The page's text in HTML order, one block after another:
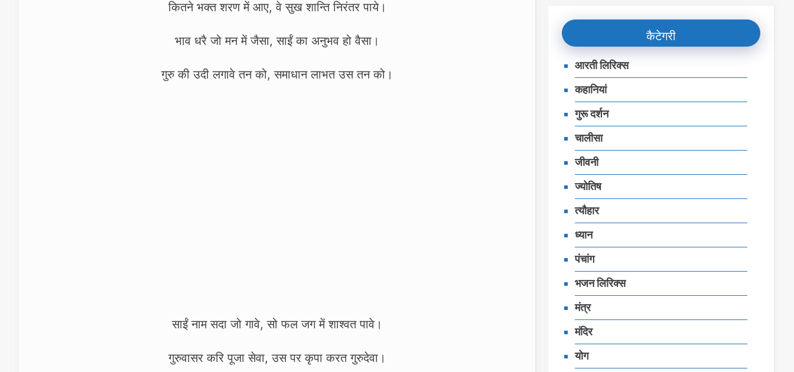
कितने भक्त शरण में आए, वे सुख शान्ति निरंतर पाये।
भाव धरै जो मन में जैसा, साईं का अनुभव हो वैसा।
गुरु की उदी लगावे तन को, समाधान लाभत उस तन को।
साईं नाम सदा जो गावे, सो फल जग में शाश्वत पावे।
गुरुवासर करि पूजा सेवा, उस पर कृपा करत गुरुदेवा।
कैटेगरी
आरती लिरिक्स
कहानियां
गुरू दर्शन
चालीसा
जीवनी
ज्‍योतिष
त्यौहार
ध्‍यान
पंचांग
भजन लिरिक्‍स
मंत्र
मंदिर
योग